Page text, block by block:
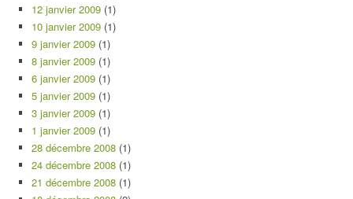
12 janvier 2009 (1)
10 janvier 2009 (1)
9 janvier 2009 (1)
8 janvier 2009 (1)
6 janvier 2009 (1)
5 janvier 2009 (1)
3 janvier 2009 (1)
1 janvier 2009 (1)
28 décembre 2008 (1)
24 décembre 2008 (1)
21 décembre 2008 (1)